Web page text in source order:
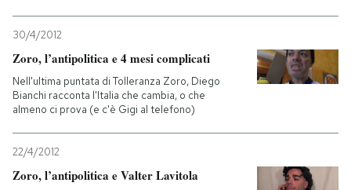
30/4/2012
Zoro, l’antipolitica e 4 mesi complicati
Nell'ultima puntata di Tolleranza Zoro, Diego
Bianchi racconta l'Italia che cambia, o che
almeno ci prova (e c'è Gigi al telefono)
22/4/2012
Zoro, l’antipolitica e Valter Lavitola